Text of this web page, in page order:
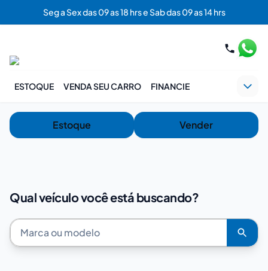
Seg a Sex das 09 as 18 hrs e Sab das 09 as 14 hrs
ESTOQUE VENDA SEU CARRO FINANCIE
Estoque Vender
Qual veículo você está buscando?